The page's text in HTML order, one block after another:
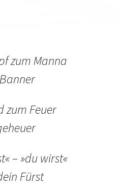
zum Manna
zum Feuer
– »du wirst«
Fürst